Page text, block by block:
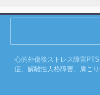
心的外傷後ストレス障害
症、解離性人格障害、肩こ